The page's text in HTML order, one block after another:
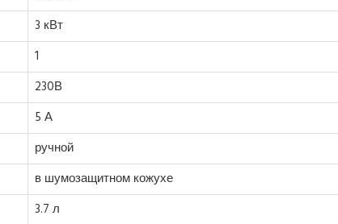
3 кВт
1
230В
5 А
ручной
в шумозащитном кожухе
3.7 л